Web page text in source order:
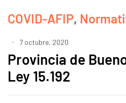
COVID-AFIP,
7 octubre, 2020
Provincia de
Ley 15.192